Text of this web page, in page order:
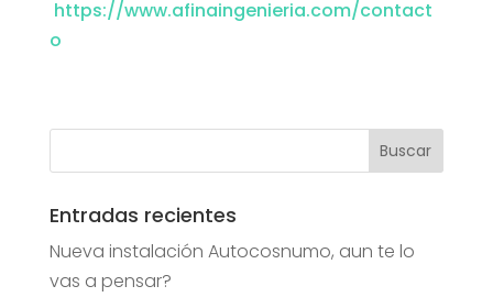
https://www.afinaingenieria.com/contact
o
Entradas recientes
Nueva instalación Autocosnumo, aun te lo
vas a pensar?